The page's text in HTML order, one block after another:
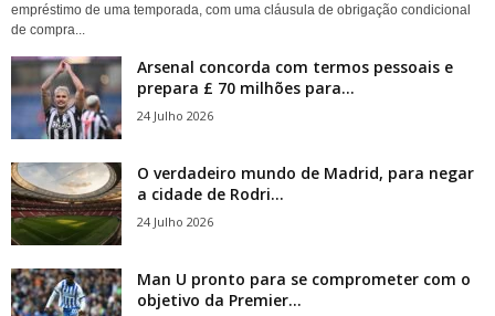
empréstimo de uma temporada, com uma cláusula de obrigação condicional
de compra...
Arsenal concorda com termos pessoais e
prepara £ 70 milhões para...
24 Julho 2026
O verdadeiro mundo de Madrid, para negar
a cidade de Rodri...
24 Julho 2026
Man U pronto para se comprometer com o
objetivo da Premier...